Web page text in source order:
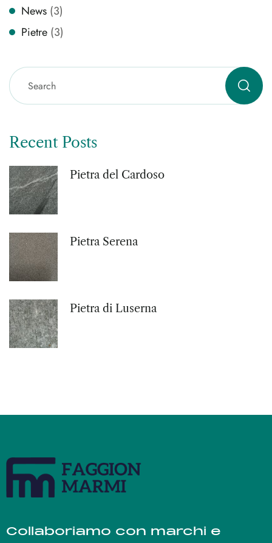
News (3)
Pietre (3)
Recent Posts
Pietra del Cardoso
Pietra Serena
Pietra di Luserna
Collaboriamo con marchi e